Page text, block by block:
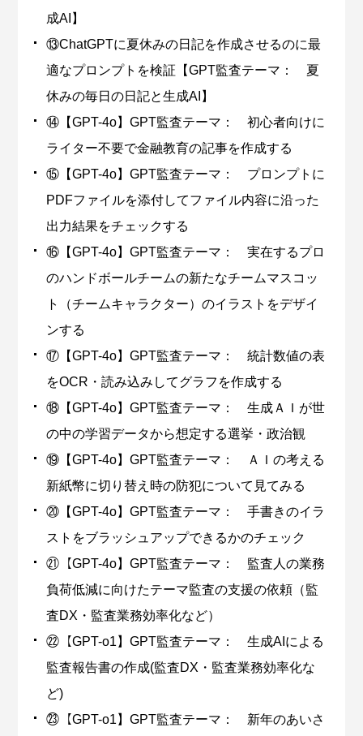
成AI】
⑬ChatGPTに夏休みの日記を作成させるのに最
適なプロンプトを検証【GPT監査テーマ： 夏
休みの毎日の日記と生成AI】
⑭【GPT-4o】GPT監査テーマ： 初心者向けに
ライター不要で金融教育の記事を作成する
⑮【GPT-4o】GPT監査テーマ： プロンプトに
PDFファイルを添付してファイル内容に沿った
出力結果をチェックする
⑯【GPT-4o】GPT監査テーマ： 実在するプロ
のハンドボールチームの新たなチームマスコッ
ト（チームキャラクター）のイラストをデザイ
ンする
⑰【GPT-4o】GPT監査テーマ： 統計数値の表
をOCR・読み込みしてグラフを作成する
⑱【GPT-4o】GPT監査テーマ： 生成ＡＩが世
の中の学習データから想定する選挙・政治観
⑲【GPT-4o】GPT監査テーマ： ＡＩの考える
新紙幣に切り替え時の防犯について見てみる
⑳【GPT-4o】GPT監査テーマ： 手書きのイラ
ストをブラッシュアップできるかのチェック
㉑【GPT-4o】GPT監査テーマ： 監査人の業務
負荷低減に向けたテーマ監査の支援の依頼（監
査DX・監査業務効率化など）
㉒【GPT-o1】GPT監査テーマ： 生成AIによる
監査報告書の作成(監査DX・監査業務効率化な
ど)
㉓【GPT-o1】GPT監査テーマ： 新年のあいさ